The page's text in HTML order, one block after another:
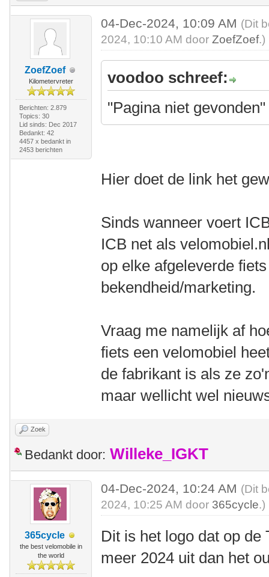
ZoefZoef
Kilometervreter
Berichten: 2.879
Topics: 30
Lid sinds: Dec 2017
Bedankt: 42
4457 x bedankt in
2453 berichten
04-Dec-2024, 10:09 AM (Dit
2024, 10:10 AM doorZoefZoef.)
voodoo schreef:
"Pagina niet
Hier doet de link het
Sinds wanneer voert
ICB net als
op elke afgeleverde
bekendheid/marketing.
Vraag me namelijk af
fiets een velomobiel
de fabrikant is als ze
maar wellicht wel
Zoek
Bedankt door: Willeke_IGKT
365cycle
the best velomobile in
the world
04-Dec-2024, 10:24 AM (Dit
2024, 10:25 AM door 365cycle.)
Dit is het logo dat op de
meer 2024 uit dan het